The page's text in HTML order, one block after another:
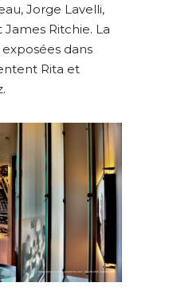
Jorge Lavelli,
Ritchie. La
dans
Rita et